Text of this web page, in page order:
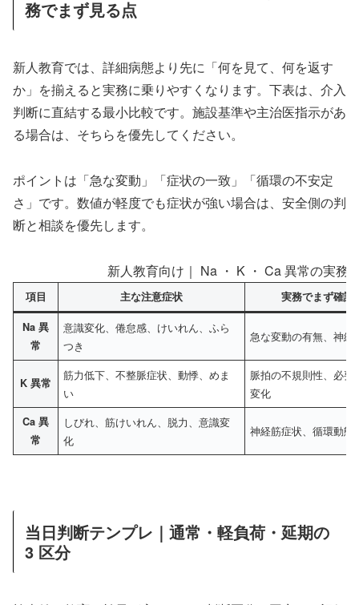
務でまず見る点
新人教育では、詳細病態より先に「何を見て、何を返す
か」を揃えると実務に乗りやすくなります。下表は、介入
判断に直結する最小比較です。施設基準や主治医指示があ
る場合は、そちらを優先してください。
ポイントは「急な変動」「症状の一致」「循環の不安定
さ」です。数値が軽度でも症状が強い場合は、安全側の判
断と相談を優先します。
新人教育向け｜ Na ・ K ・ Ca 異常の実務
項目 主な注意症状 実務でまず確認
Na 異
常
意識変化、倦怠感、けいれん、ふら
つき
急な変動の有無、神経
K 異常
筋力低下、不整脈症状、動悸、めま
い
脈拍の不規則性、必要
変化
Ca 異
常
しびれ、筋けいれん、脱力、意識変
化
神経筋症状、循環動態
当日判断テンプレ｜通常・軽負荷・延期の
3 区分